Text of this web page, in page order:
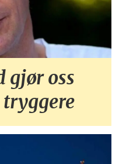
gjør oss